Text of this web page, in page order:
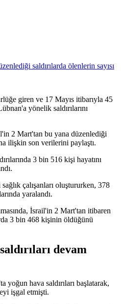
giren ve 17 Mayıs itibarıyla 45
yönelik saldırılarını
2 Mart'tan bu yana düzenlediği
ilişkin son verilerini paylaştı.
3 bin 516 kişi hayatını
çalışanları oluştururken, 378
yaralandı.
İsrail'in 2 Mart'tan itibaren
3 bin 468 kişinin öldüğünü
devam
hava saldırıları başlatarak,
işgal etmişti.